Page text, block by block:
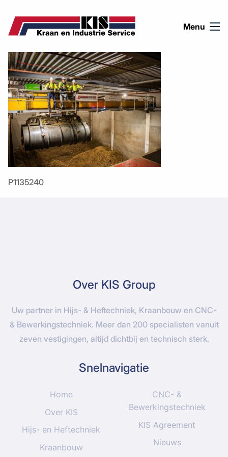
Menu
P1135240
Over KIS Group
Uw partner in Hijs- & Heftechniek, Kraanbouw en CNC-
& Bewerkingstechniek. Meer dan 200 specialisten vanuit
zeven vestigingen, altijd dichtbij en technisch sterk.
Snelnavigatie
Home
Over KIS
Hijs- en Heftechniek
Kraanbouw
CNC- &
Bewerkingstechniek
KIS Agreement
Nieuws